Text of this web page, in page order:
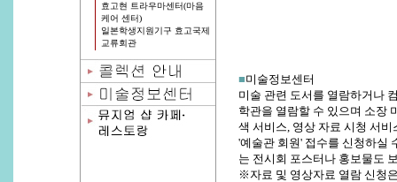
효고현 트라우마센터(마음
케어 센터)
일본학생지원기구 효고국제
교류회관
■미술정보센터
미술 관련 도서를 열람하거나
학관을 열람할 수 있으며 소장
색 서비스, 영상 자료 시청 서
'예술관 회원' 접수를 신청하실
는 전시회 포스터나 홍보물도
※자료 및 영상자료 열람 신청